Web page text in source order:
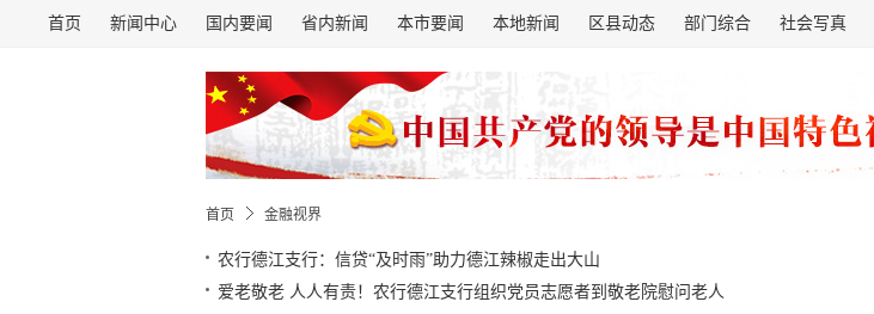
首页 新闻中心 国内要闻 省内新闻 本市要闻 本地新闻 区县动态 部门综合 社会写真
首页 金融视界
农行德江支行：信贷“及时雨”助力德江辣椒走出大山
爱老敬老 人人有责！农行德江支行组织党员志愿者到敬老院慰问老人